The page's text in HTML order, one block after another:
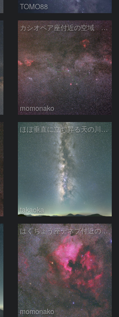
TOMO88
カシオペア座付近の空域 260720
momonako
ほぼ垂直に立ち昇る天の川銀河
takaoka
はくちょう座デネブ付近の空域 260720
momonako